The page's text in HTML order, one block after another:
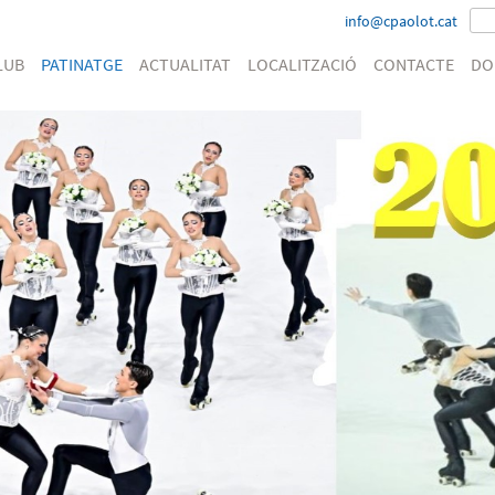
info@cpaolot.cat
PATINATGE ACTUALITAT LOCALITZACIÓ CONTACTE